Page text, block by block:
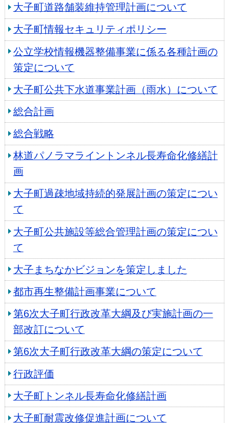
大子町道路舗装維持管理計画について
大子町情報セキュリティポリシー
公立学校情報機器整備事業に係る各種計画の
策定について
大子町公共下水道事業計画（雨水）について
総合計画
総合戦略
林道パノラマライントンネル長寿命化修繕計
画
大子町過疎地域持続的発展計画の策定につい
て
大子町公共施設等総合管理計画の策定につい
て
大子まちなかビジョンを策定しました
都市再生整備計画事業について
第6次大子町行政改革大綱及び実施計画の一
部改訂について
第6次大子町行政改革大綱の策定について
行政評価
大子町トンネル長寿命化修繕計画
大子町耐震改修促進計画について